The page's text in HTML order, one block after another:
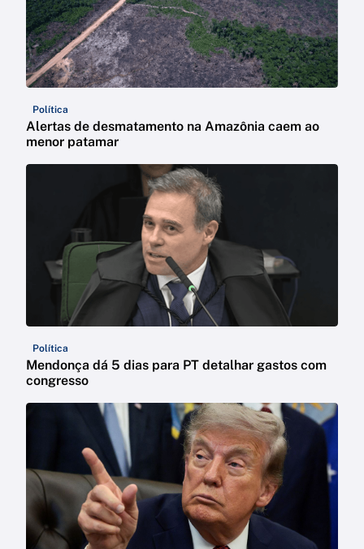
Política
Alertas de desmatamento na Amazônia caem ao
menor patamar
Política
Mendonça dá 5 dias para PT detalhar gastos com
congresso